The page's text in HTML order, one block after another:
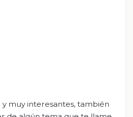
muy interesantes, también